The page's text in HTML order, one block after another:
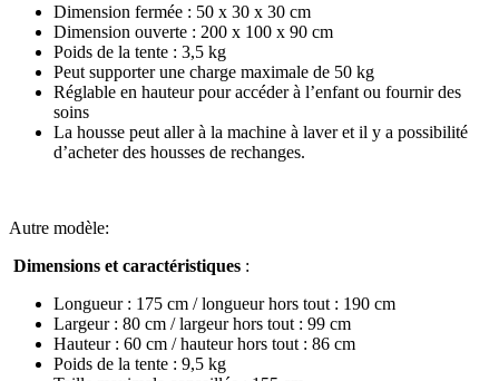
Dimension fermée : 50 x 30 x 30 cm
Dimension ouverte : 200 x 100 x 90 cm
Poids de la tente : 3,5 kg
Peut supporter une charge maximale de 50 kg
Réglable en hauteur pour accéder à l’enfant ou fournir des
soins
La housse peut aller à la machine à laver et il y a possibilité
d’acheter des housses de rechanges.
Autre modèle:
Dimensions et caractéristiques :
Longueur : 175 cm / longueur hors tout : 190 cm
Largeur : 80 cm / largeur hors tout : 99 cm
Hauteur : 60 cm / hauteur hors tout : 86 cm
Poids de la tente : 9,5 kg